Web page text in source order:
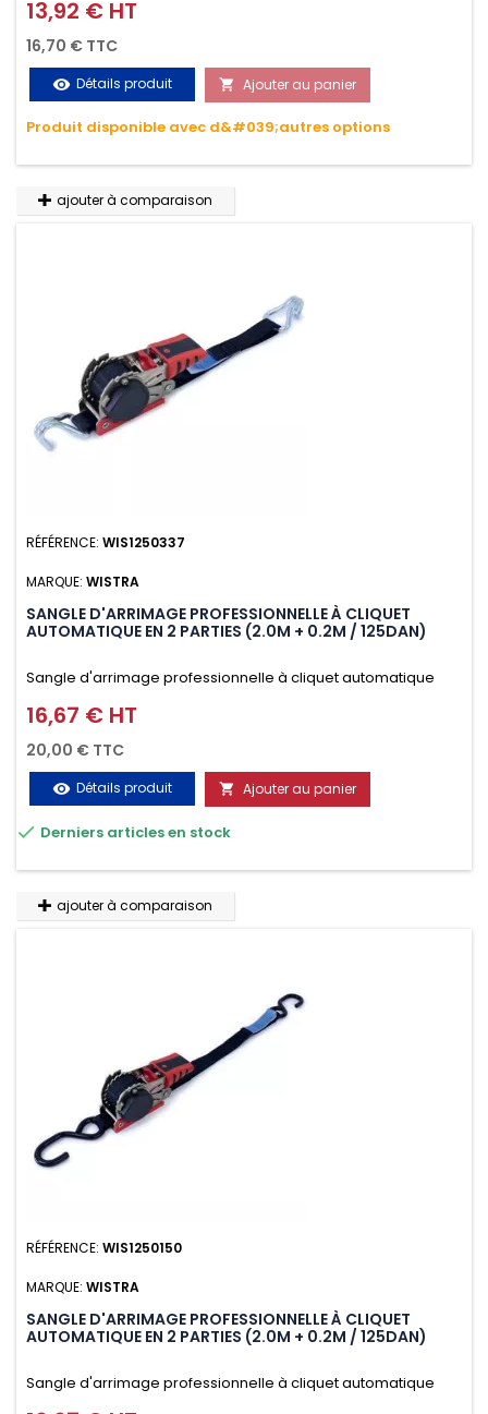
griffes (3M ou 5M / 350daN), simple et rapide d'utilisation.
Permet d'arrimer et de sécuriser vos chargements pendant
le transport. Matière polyester très résistante aux UV et aux
variations de températures, n'absorbe pas l'eau.
Prix
13,92 € HT
16,70 € TTC
visibility Détails produit  Ajouter au panier
Produit disponible avec d&#039;autres options
ajouter à comparaison
RÉFÉRENCE: WIS1250337
MARQUE: WISTRA
SANGLE D'ARRIMAGE PROFESSIONNELLE À CLIQUET
AUTOMATIQUE EN 2 PARTIES (2.0M + 0.2M / 125DAN)
Sangle d'arrimage professionnelle à cliquet automatique
avec crochet deux doigts soudés en J en 2 parties (2.0M +
0.2M / 125daN), simple et rapide d'utilisation. Permet
d'arrimer et de sécuriser vos chargements pendant le
transport. Matière polyester très résistante aux UV et aux
variations de températures, n'absorbe pas l'eau.
Prix
16,67 € HT
20,00 € TTC
visibility Détails produit  Ajouter au panier
 Derniers articles en stock
ajouter à comparaison
RÉFÉRENCE: WIS1250150
MARQUE: WISTRA
SANGLE D'ARRIMAGE PROFESSIONNELLE À CLIQUET
AUTOMATIQUE EN 2 PARTIES (2.0M + 0.2M / 125DAN)
Sangle d'arrimage professionnelle à cliquet automatique